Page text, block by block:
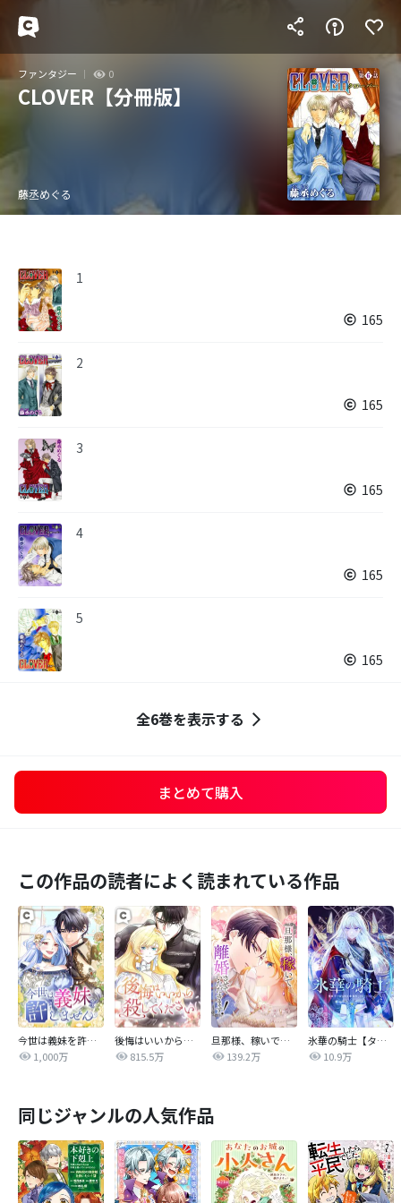
ファンタジー 0
CLOVER【分冊版】
藤丞めぐる
1
165
2
165
3
165
4
165
5
165
全6巻を表示する
まとめて購入
この作品の読者によく読まれている作品
今世は義妹を許しません
1,000万
後悔はいいから殺してください
815.5万
旦那様、稼いで離婚させていただきます！
139.2万
氷華の騎士【タテヨミ】
10.9万
同じジャンルの人気作品